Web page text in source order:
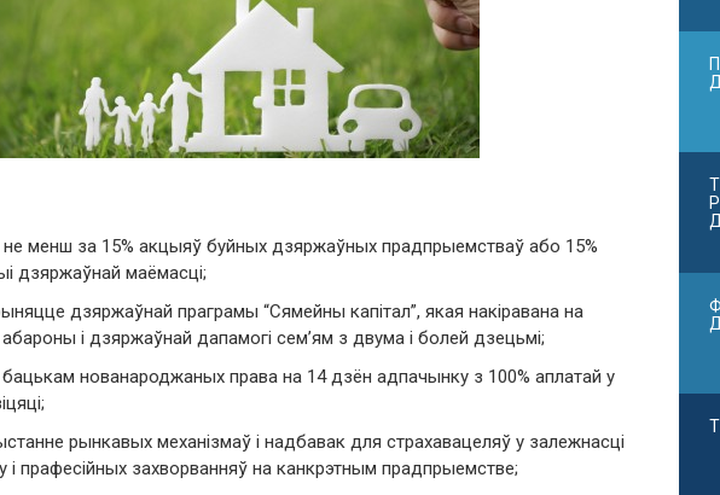
менш за 15% акцыяў буйных дзяржаўных прадпрыемстваў або 15%
дзяржаўнай маёмасці;
дзяржаўнай праграмы “Сямейны капітал”, якая накіравана на
і дзяржаўнай дапамогі сем’ям з двума і болей дзецьмі;
бацькам нованароджаных права на 14 дзён адпачынку з 100% аплатай у
рынкавых механізмаў і надбавак для страхавацеляў у залежнасці
прафесійных захворванняў на канкрэтным прадпрыемстве;